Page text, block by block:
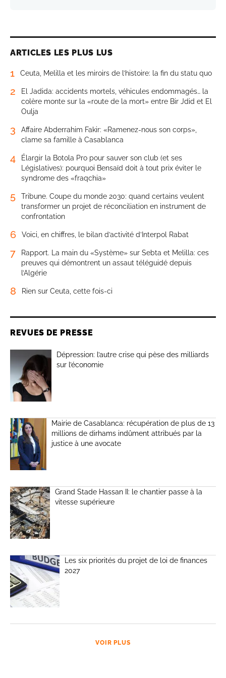
ARTICLES LES PLUS LUS
1 Ceuta, Melilla et les miroirs de l’histoire: la fin du statu quo
2
El Jadida: accidents mortels, véhicules endommagés… la
colère monte sur la «route de la mort» entre Bir Jdid et El
Oulja
3
Affaire Abderrahim Fakir: «Ramenez-nous son corps»,
clame sa famille à Casablanca
4
Élargir la Botola Pro pour sauver son club (et ses
Législatives): pourquoi Bensaïd doit à tout prix éviter le
syndrome des «fraqchia»
5
Tribune. Coupe du monde 2030: quand certains veulent
transformer un projet de réconciliation en instrument de
confrontation
6 Voici, en chiffres, le bilan d’activité d’Interpol Rabat
7
Rapport. La main du «Système» sur Sebta et Melilla: ces
preuves qui démontrent un assaut téléguidé depuis
l’Algérie
8 Rien sur Ceuta, cette fois-ci
REVUES DE PRESSE
Dépression: l’autre crise qui pèse des milliards
sur l’économie
Mairie de Casablanca: récupération de plus de 13
millions de dirhams indûment attribués par la
justice à une avocate
Grand Stade Hassan II: le chantier passe à la
vitesse supérieure
Les six priorités du projet de loi de finances
2027
VOIR PLUS